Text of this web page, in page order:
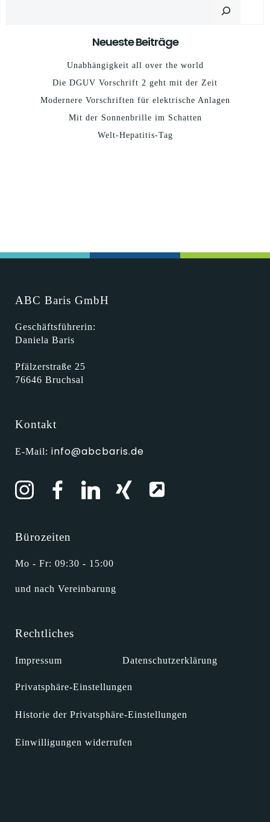
Neueste Beiträge
Unabhängigkeit all over the world
Die DGUV Vorschrift 2 geht mit der Zeit
Modernere Vorschriften für elektrische Anlagen
Mit der Sonnenbrille im Schatten
Welt-Hepatitis-Tag
ABC Baris GmbH
Geschäftsführerin:
Daniela Baris
Pfälzerstraße 25
76646 Bruchsal
Kontakt
E-Mail: info@abcbaris.de
Bürozeiten
Mo - Fr: 09:30 - 15:00
und nach Vereinbarung
Rechtliches
Impressum Datenschutzerklärung
Privatsphäre-Einstellungen
Historie der Privatsphäre-Einstellungen
Einwilligungen widerrufen